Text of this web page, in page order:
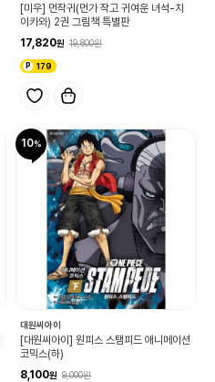
[미우] 먼작귀(먼가 작고 귀여운 녀석-치
이카와) 2권 그림책 특별판
17,820
19,800
179
10
대원씨아이
[대원씨아이] 원피스 스탬피드 애니메이션
코믹스(하)
8,100
9,000